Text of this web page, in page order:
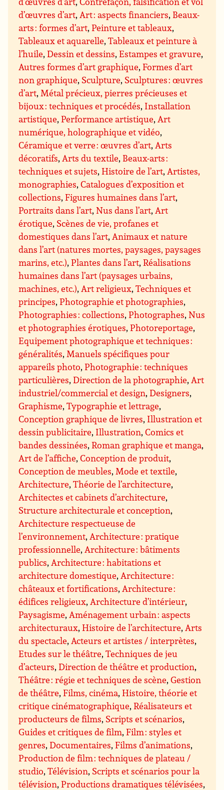
d’œuvres d’art,Art : aspects financiers, Beaux-
arts : formes d’art,Peinture et tableaux,
Tableaux et aquarelle,Tableaux et peinture à
l’huile,Dessin et dessins,Estampes et gravure,
Autres formes d’art graphique,Formes d’art
non graphique, Sculpture, Sculptures : œuvres
d’art,Métal précieux, pierres précieuses et
bijoux : techniques et procédés, Installation
artistique,Performance artistique,Art
numérique, holographique et vidéo,
Céramique et verre : œuvres d’art,Arts
décoratifs,Arts du textile, Beaux-arts :
techniques et sujets,Histoire de l’art,Artistes,
monographies,Catalogues d’exposition et
collections,Figures humaines dans l’art,
Portraits dans l’art,Nus dans l’art,Art
érotique, Scènes de vie, profanes et
domestiques dans l’art,Animaux et nature
dans l’art (natures mortes, paysages, paysages
marins, etc.),Plantes dans l’art,Réalisations
humaines dans l’art (paysages urbains,
machines, etc.),Art religieux,Techniques et
principes,Photographie et photographies,
Photographies : collections,Photographes,Nus
et photographies érotiques,Photoreportage,
Equipement photographique et techniques :
généralités,Manuels spécifiques pour
appareils photo,Photographie : techniques
particulières,Direction de la photographie,Art
industriel/commercial et design,Designers,
Graphisme,Typographie et lettrage,
Conception graphique de livres, Illustration et
dessin publicitaire, Illustration,Comics et
bandes dessinées,Roman graphique et manga,
Art de l’affiche,Conception de produit,
Conception de meubles,Mode et textile,
Architecture,Théorie de l’architecture,
Architectes et cabinets d’architecture,
Structure architecturale et conception,
Architecture respectueuse de
l’environnement,Architecture : pratique
professionnelle,Architecture : bâtiments
publics,Architecture : habitations et
architecture domestique,Architecture :
châteaux et fortifications,Architecture :
édifices religieux,Architecture d’intérieur,
Paysagisme,Aménagement urbain : aspects
architecturaux,Histoire de l’architecture,Arts
du spectacle,Acteurs et artistes / interprètes,
Etudes sur le théâtre,Techniques de jeu
d’acteurs,Direction de théâtre et production,
Théâtre : régie et techniques de scène,Gestion
de théâtre,Films, cinéma,Histoire, théorie et
critique cinématographique,Réalisateurs et
producteurs de films, Scripts et scénarios,
Guides et critiques de film,Film : styles et
genres,Documentaires,Films d’animations,
Production de film : techniques de plateau /
studio,Télévision, Scripts et scénarios pour la
télévision,Productions dramatiques télévisées,